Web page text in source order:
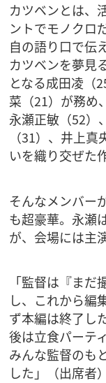
カツベンとは、
ントでモノクロ
自の語り口で伝
カツベンを夢見
となる成田凌（
菜（21）が務め
永瀬正敏（52）
（31）、井上
いを織り交ぜた
そんなメンバー
も超豪華。永瀬
が、会場には主
「監督は『ま
し、これから編
ず本編は終了し
後は立食パーテ
みんな監督のも
した」（出席者）